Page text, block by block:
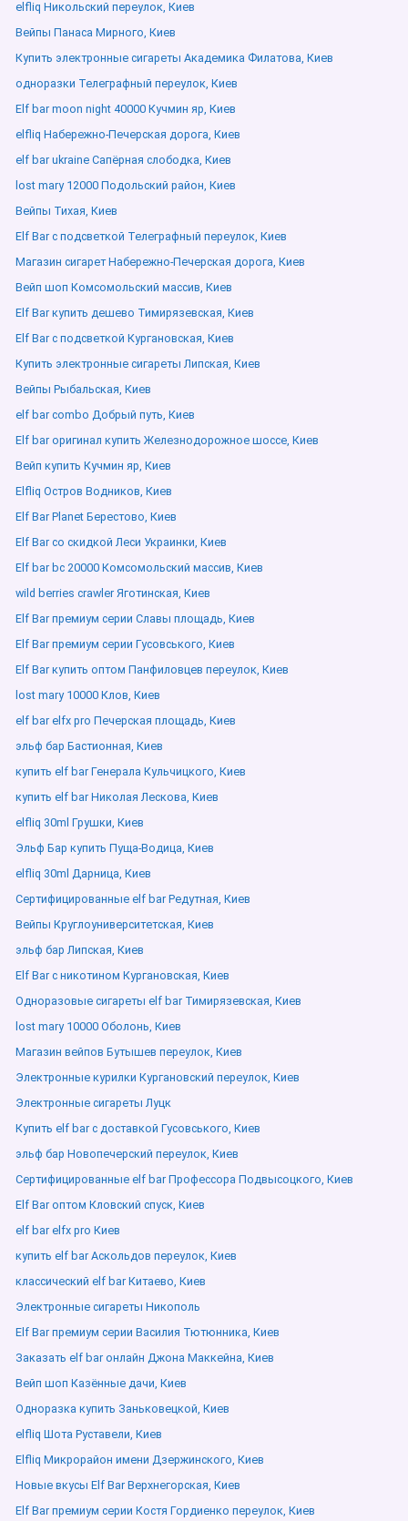
elfliq Никольский переулок, Киев
Вейпы Панаса Мирного, Киев
Купить электронные сигареты Академика Филатова, Киев
одноразки Телеграфный переулок, Киев
Elf bar moon night 40000 Кучмин яр, Киев
elfliq Набережно-Печерская дорога, Киев
elf bar ukraine Сапёрная слободка, Киев
lost mary 12000 Подольский район, Киев
Вейпы Тихая, Киев
Elf Bar с подсветкой Телеграфный переулок, Киев
Магазин сигарет Набережно-Печерская дорога, Киев
Вейп шоп Комсомольский массив, Киев
Elf Bar купить дешево Тимирязевская, Киев
Elf Bar с подсветкой Кургановская, Киев
Купить электронные сигареты Липская, Киев
Вейпы Рыбальская, Киев
elf bar combo Добрый путь, Киев
Elf bar оригинал купить Железнодорожное шоссе, Киев
Вейп купить Кучмин яр, Киев
Elfliq Остров Водников, Киев
Elf Bar Planet Берестово, Киев
Elf Bar со скидкой Леси Украинки, Киев
Elf bar bc 20000 Комсомольский массив, Киев
wild berries crawler Яготинская, Киев
Elf Bar премиум серии Славы площадь, Киев
Elf Bar премиум серии Гусовського, Киев
Elf Bar купить оптом Панфиловцев переулок, Киев
lost mary 10000 Клов, Киев
elf bar elfx pro Печерская площадь, Киев
эльф бар Бастионная, Киев
купить elf bar Генерала Кульчицкого, Киев
купить elf bar Николая Лескова, Киев
elfliq 30ml Грушки, Киев
Эльф Бар купить Пуща-Водица, Киев
elfliq 30ml Дарница, Киев
Сертифицированные elf bar Редутная, Киев
Вейпы Круглоуниверситетская, Киев
эльф бар Липская, Киев
Elf Bar с никотином Кургановская, Киев
Одноразовые сигареты elf bar Тимирязевская, Киев
lost mary 10000 Оболонь, Киев
Магазин вейпов Бутышев переулок, Киев
Электронные курилки Кургановский переулок, Киев
Электронные сигареты Луцк
Купить elf bar с доставкой Гусовського, Киев
эльф бар Новопечерский переулок, Киев
Сертифицированные elf bar Профессора Подвысоцкого, Киев
Elf Bar оптом Кловский спуск, Киев
elf bar elfx pro Киев
купить elf bar Аскольдов переулок, Киев
классический elf bar Китаево, Киев
Электронные сигареты Никополь
Elf Bar премиум серии Василия Тютюнника, Киев
Заказать elf bar онлайн Джона Маккейна, Киев
Вейп шоп Казённые дачи, Киев
Одноразка купить Заньковецкой, Киев
elfliq Шота Руставели, Киев
Elfliq Микрорайон имени Дзержинского, Киев
Новые вкусы Elf Bar Верхнегорская, Киев
Elf Bar премиум серии Костя Гордиенко переулок, Киев